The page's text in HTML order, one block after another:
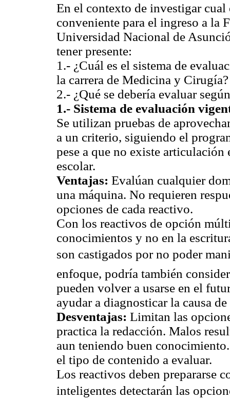
En el contexto de investigar cual
conveniente para el ingreso a la
Universidad Nacional de
tener presente:
1.- ¿Cuál es el sistema de
la carrera de Medicina y Cirugía?
2.- ¿Qué se debería evaluar
1.- Sistema de evaluación
Se utilizan pruebas de
a un criterio, siguiendo el
pese a que no existe
escolar.
Ventajas: Evalúan cualquier
una máquina. No requieren
opciones de cada reactivo.
Con los reactivos de opción
conocimientos y no en la
son castigados por no poder
enfoque, podría también
pueden volver a usarse en el
ayudar a diagnosticar la causa
Desventajas: Limitan las
practica la redacción. Malos
aun teniendo buen
el tipo de contenido a evaluar.
Los reactivos deben prepararse
inteligentes detectarán las